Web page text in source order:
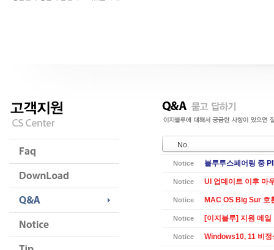
No.
Notice 블루투스페어링 중
Notice UI 업데이트 이후 마
Notice MAC OS Big Sur 호
Notice [이지블루] 지원 메일
Notice Windows10, 11 비정